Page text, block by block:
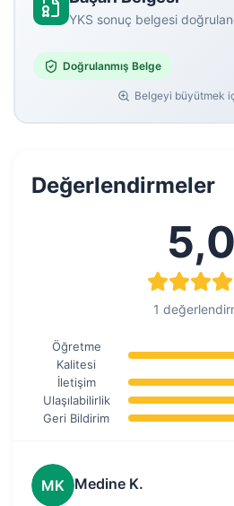
YKS sonuç belgesi
Doğrulanmış Belge
Belgeyi büyütmek
Değerlendirmeler
5,0
1
Öğretme
Kalitesi
İletişim
Ulaşılabilirlik
Geri Bildirim
MK Medine K.